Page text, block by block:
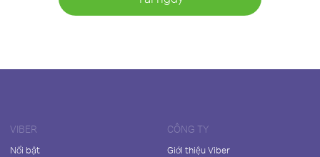
VIBER
Nổi bật
CÔNG TY
Giới thiệu Viber